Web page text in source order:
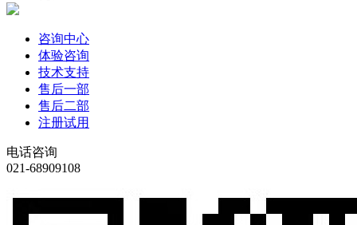
咨询中心
体验咨询
技术支持
售后一部
售后二部
注册试用
电话咨询
021-68909108